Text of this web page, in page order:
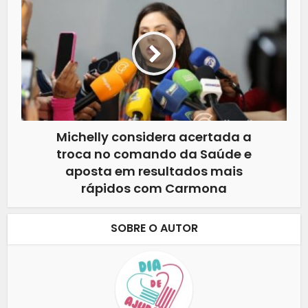
Michelly considera acertada a
troca no comando da Saúde e
aposta em resultados mais
rápidos com Carmona
SOBRE O AUTOR